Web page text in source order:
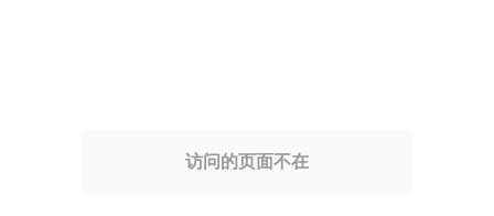
访问的页面不在